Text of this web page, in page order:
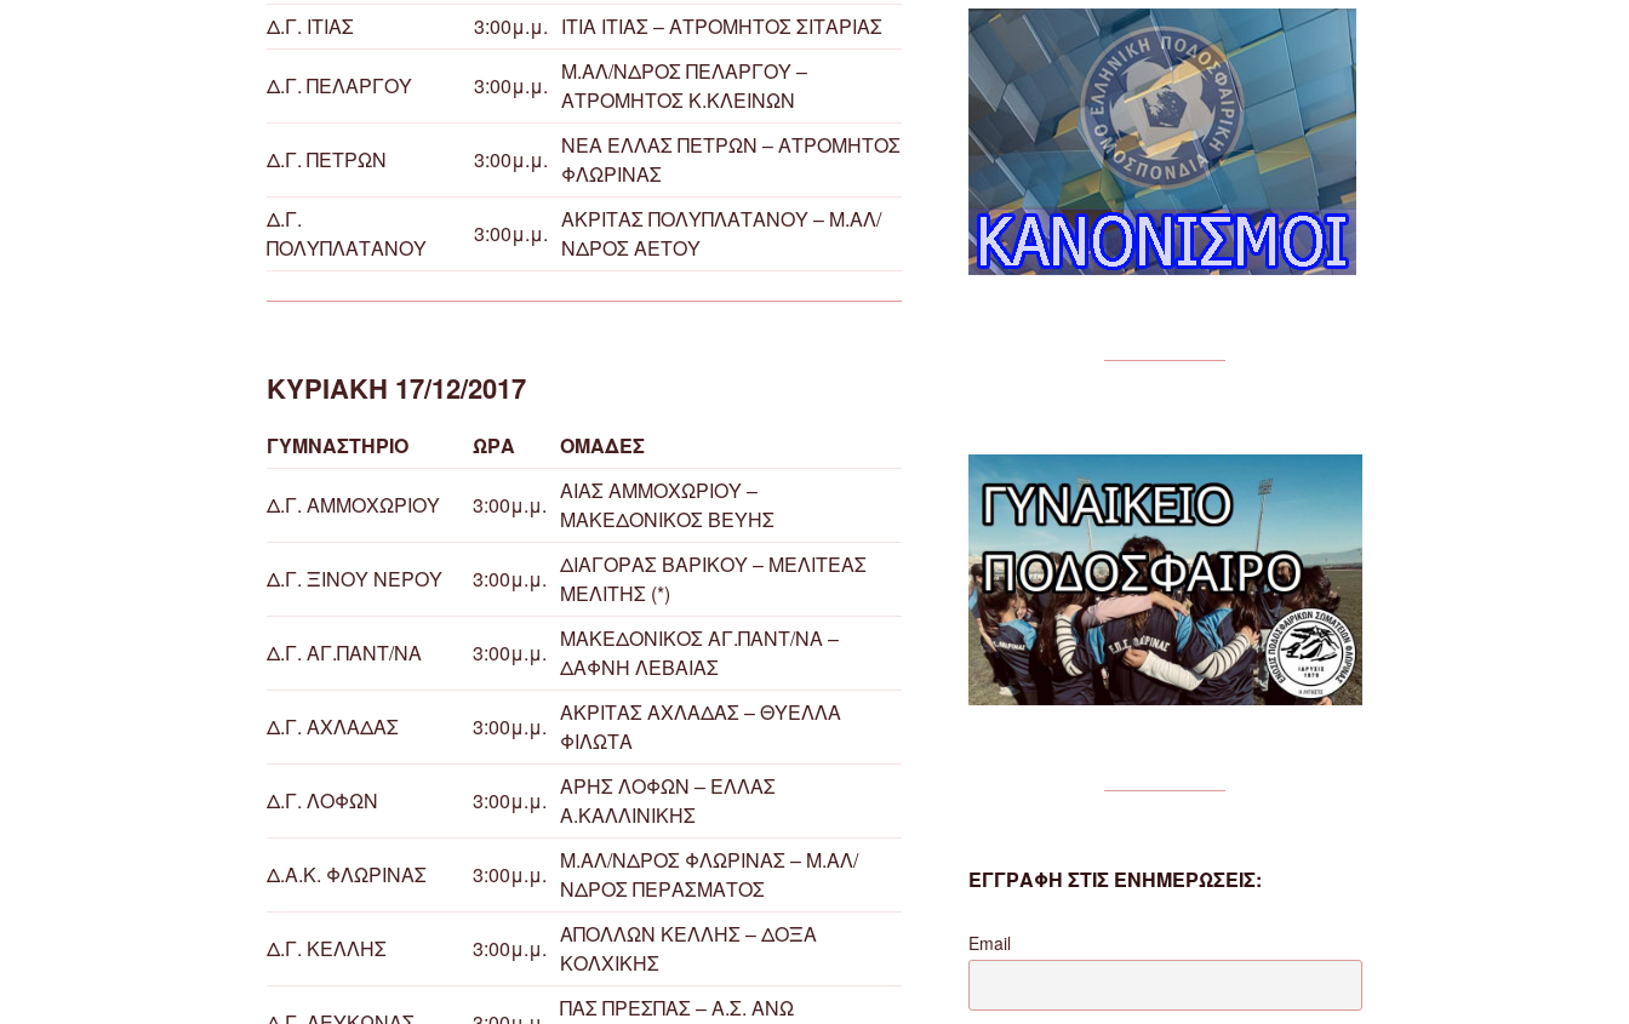
Δ.Γ. ΙΤΙΑΣ
3:00μ.μ. ΙΤΙΑ ΙΤΙΑΣ – ΑΤΡΟΜΗΤΟΣ ΣΙΤΑΡΙΑΣ
Δ.Γ. ΠΕΛΑΡΓΟΥ 3:00μ.μ.
Μ.ΑΛ/ΝΔΡΟΣ ΠΕΛΑΡΓΟΥ –
ΑΤΡΟΜΗΤΟΣ Κ.ΚΛΕΙΝΩΝ
Δ.Γ. ΠΕΤΡΩΝ 3:00μ.μ.
ΝΕΑ ΕΛΛΑΣ ΠΕΤΡΩΝ – ΑΤΡΟΜΗΤΟΣ
ΦΛΩΡΙΝΑΣ
Δ.Γ.
ΠΟΛΥΠΛΑΤΑΝΟΥ
3:00μ.μ.
ΑΚΡΙΤΑΣ ΠΟΛΥΠΛΑΤΑΝΟΥ – Μ.ΑΛ/
ΝΔΡΟΣ ΑΕΤΟΥ
ΚΥΡΙΑΚΗ 17/12/2017
ΓΥΜΝΑΣΤΗΡΙΟ ΩΡΑ ΟΜΑΔΕΣ
Δ.Γ. ΑΜΜΟΧΩΡΙΟΥ 3:00μ.μ.
ΑΙΑΣ ΑΜΜΟΧΩΡΙΟΥ –
ΜΑΚΕΔΟΝΙΚΟΣ ΒΕΥΗΣ
Δ.Γ. ΞΙΝΟΥ ΝΕΡΟΥ 3:00μ.μ.
ΔΙΑΓΟΡΑΣ ΒΑΡΙΚΟΥ – ΜΕΛΙΤΕΑΣ
ΜΕΛΙΤΗΣ (*)
Δ.Γ. ΑΓ.ΠΑΝΤ/ΝΑ 3:00μ.μ.
ΜΑΚΕΔΟΝΙΚΟΣ ΑΓ.ΠΑΝΤ/ΝΑ –
ΔΑΦΝΗ ΛΕΒΑΙΑΣ
Δ.Γ. ΑΧΛΑΔΑΣ 3:00μ.μ.
ΑΚΡΙΤΑΣ ΑΧΛΑΔΑΣ – ΘΥΕΛΛΑ
ΦΙΛΩΤΑ
Δ.Γ. ΛΟΦΩΝ 3:00μ.μ.
ΑΡΗΣ ΛΟΦΩΝ – ΕΛΛΑΣ
Α.ΚΑΛΛΙΝΙΚΗΣ
Δ.Α.Κ. ΦΛΩΡΙΝΑΣ 3:00μ.μ.
Μ.ΑΛ/ΝΔΡΟΣ ΦΛΩΡΙΝΑΣ – Μ.ΑΛ/
ΝΔΡΟΣ ΠΕΡΑΣΜΑΤΟΣ
Δ.Γ. ΚΕΛΛΗΣ 3:00μ.μ.
ΑΠΟΛΛΩΝ ΚΕΛΛΗΣ – ΔΟΞΑ
ΚΟΛΧΙΚΗΣ
ΠΑΣ ΠΡΕΣΠΑΣ – Α.Σ. ΑΝΩ
ΕΓΓΡΑΦΗ ΣΤΙΣ ΕΝΗΜΕΡΩΣΕΙΣ:
Email